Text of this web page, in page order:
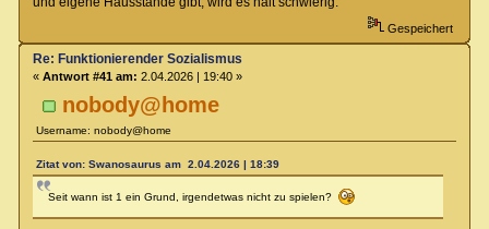
Gespeichert
nobody@home
Username: nobody@home
Re: Funktionierender Sozialismus
« Antwort #41 am: 2.04.2026 | 19:40 »
Zitat von: Swanosaurus am 2.04.2026 | 18:39
Seit wann ist 1 ein Grund, irgendetwas nicht zu spielen?